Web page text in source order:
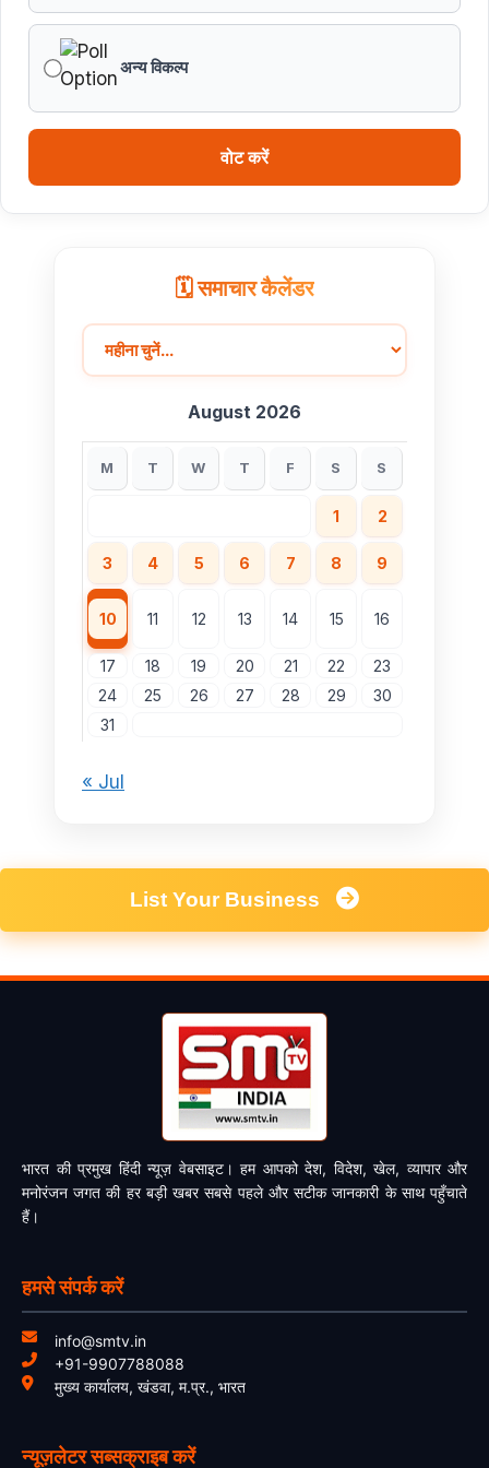
भीमबेटका में ब्रिक्स डेलीगेट्स ने जानी मानव और प्रकृति की हजारों
साल पुराने रिश्तों की गाथा
का अंतिम अवसर
अधिकारी-कर्मचारी एवं जनप्रतिनिधि : प्रभारी मंत्री श्री परमार
मध्यप्रदेश भवन नई दिल्ली में 10 अगस्त को होगी साड़ी ड्रेपिंग एवं
हैंडलूम प्रदर्शन प्रतियोगिता
अन्य विकल्प
वोट करें
🗓️ समाचार कैलेंडर
August 2026
M T W T F S S
1 2
3 4 5 6 7 8 9
10 11 12 13 14 15 16
17 18 19 20 21 22
23
24
25 26 27 28 29
30
31
« Jul
List Your Business
भारत की प्रमुख हिंदी न्यूज़ वेबसाइट। हम आपको देश, विदेश, खेल, व्यापार और
मनोरंजन जगत की हर बड़ी खबर सबसे पहले और सटीक जानकारी के साथ पहुँचाते
हैं।
हमसे संपर्क करें
info@smtv.in
+91-9907788088
मुख्य कार्यालय, खंडवा, म.प्र., भारत
न्यूज़लेटर सब्सक्राइब करें